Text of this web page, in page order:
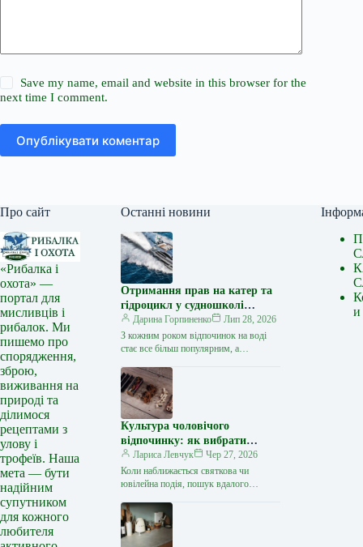
Save my name, email and website in this browser for the
next time I comment.
Опублікувати коментар
Про сайт
«Рибалка і
охота» —
портал для
мисливців і
рибалок. Ми
пишемо про
спорядження,
зброю,
виживання на
природі та
ділимося
рецептами з
улову і
трофеїв. Наша
мета — бути
надійним
супутником
для кожного
любителя
Останні новини
Отримання прав на катер та
гідроцикл у судношколі
«Либідь-А»: від теорії до
іспиту
Дарина Горпиненко
Лип 28, 2026
З кожним роком відпочинок на воді
стає все більш популярним, а
чи гідроциклом відкриває нові
горизонти…
Культура чоловічого
відпочинку: як вибрати
стильний та корисний
подарунок
Лариса Левчук
Чер 27, 2026
Коли наближається святкова чи
ювілейна подія, пошук вдалого
близької людини нерідко
перетворюється на складне завдання.
…
и